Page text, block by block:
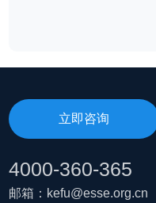
立即咨询
4000-360-365
邮箱：kefu@esse.org.cn